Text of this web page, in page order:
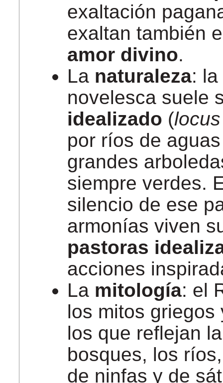
exaltación
exaltan también
amor divino.
La naturaleza:
novelesca suele
idealizado (
por ríos de
grandes
siempre verdes.
silencio de ese
armonías viven
pastoras
acciones
La mitología: el
los mitos
los que reflejan
bosques, los
de ninfas y de